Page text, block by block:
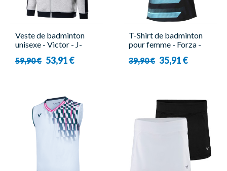
Veste de badminton
unisexe - Victor - J-
59,90 € 53,91 €
T-Shirt de badminton
pour femme - Forza -
39,90 € 35,91 €